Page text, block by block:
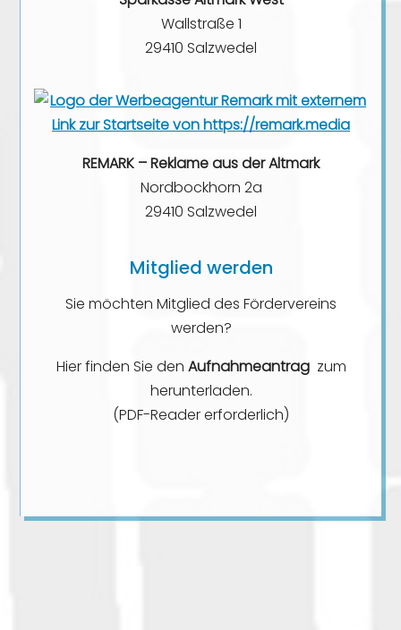
Wallstraße 1
29410 Salzwedel
REMARK – Reklame aus der Altmark
Nordbockhorn 2a
29410 Salzwedel
Mitglied werden
Sie möchten Mitglied des Fördervereins
werden?
Hier finden Sie den Aufnahmeantrag zum
herunterladen.
(PDF-Reader erforderlich)